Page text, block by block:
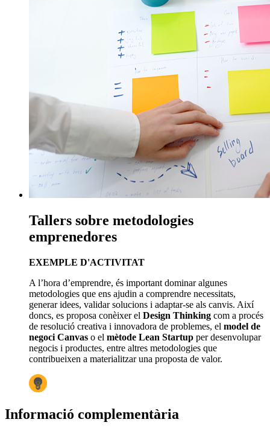
Tallers sobre metodologies
emprenedores
EXEMPLE D'ACTIVITAT
A l’hora d’emprendre, és important dominar algunes
metodologies que ens ajudin a comprendre necessitats,
generar idees, validar solucions i adaptar-se als canvis. Així
doncs, es proposa conèixer el Design Thinking com a procés
de resolució creativa i innovadora de problemes, el model de
negoci Canvas o el mètode Lean Startup per desenvolupar
negocis i productes, entre altres metodologies que
contribueixen a materialitzar una proposta de valor.
Informació complementària